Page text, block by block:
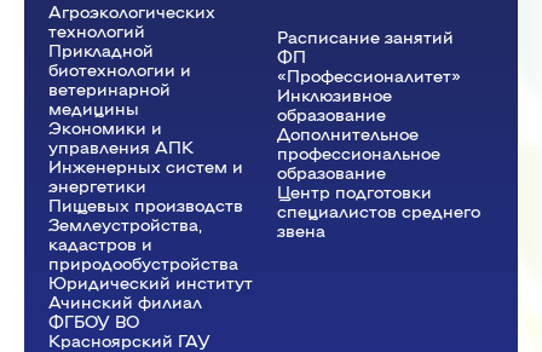
Агроэкологических
технологий
Прикладной
биотехнологии и
ветеринарной
медицины
Экономики и
управления АПК
Инженерных систем и
энергетики
Пищевых производств
Землеустройства,
кадастров и
природообустройства
Юридический институт
Ачинский филиал
ФГБОУ ВО
Красноярский ГАУ
Расписание занятий
ФП
«Профессионалитет»
Инклюзивное
образование
Дополнительное
профессиональное
образование
Центр подготовки
специалистов среднего
звена